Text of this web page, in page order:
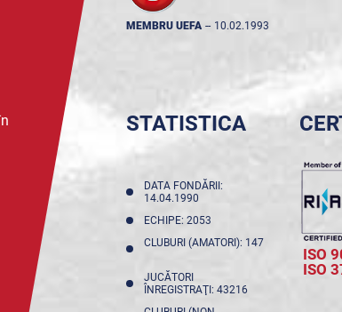
MEMBRU UEFA -- 10.02.1993
STATISTICA
DATA FONDĂRII:
14.04.1990
ECHIPE: 2053
CLUBURI (AMATORI): 147
JUCĂTORI
ÎNREGISTRAŢI: 43216
ISO
ISO